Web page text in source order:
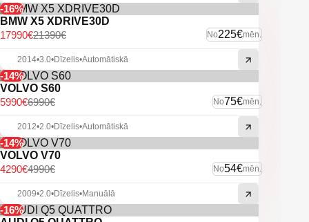
-16%
BMW X5 XDRIVE30D
No225€mēn.
21390€
17990€
2014•3.0•Dīzelis•Automātiskā
-14%
VOLVO S60
No75€mēn.
6990€
5990€
2012•2.0•Dīzelis•Automātiskā
-14%
VOLVO V70
No54€mēn.
4990€
4290€
2009•2.0•Dīzelis•Manuālā
-16%